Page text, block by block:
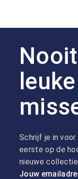
Schrijf je in
eerste op de
nieuwe
Jouw